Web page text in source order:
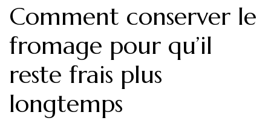
Comment conserver le
fromage pour qu’il
reste frais plus
longtemps